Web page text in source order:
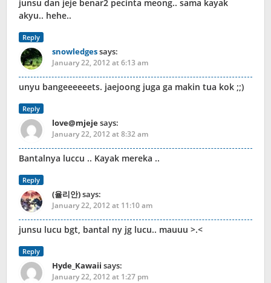
junsu dan jeje benar2 pecinta meong.. sama kayak
akyu.. hehe..
Reply
snowledgessays:
January 22, 2012 at 6:13 am
unyu bangeeeeeets. jaejoong juga ga makin tua kok ;;)
Reply
love@mjejesays:
January 22, 2012 at 8:32 am
Bantalnya luccu .. Kayak mereka ..
Reply
(율리안)says:
January 22, 2012 at 11:10 am
junsu lucu bgt, bantal ny jg lucu.. mauuu >.<
Reply
Hyde_Kawaii says:
January 22, 2012 at 1:27 pm